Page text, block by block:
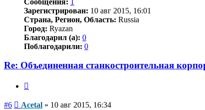
Зарегистрирован: 10 авг 2015, 16:01
Страна, Регион, Область: Russia
Город: Ryazan
Благодарил (а): 0
Поблагодарили: 0
Re: Объединенная станкостроительная
#6 Сообщение
Acetal » 10 авг 2015, 16:34